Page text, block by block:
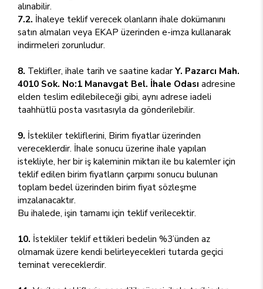
alınabilir.
7.2. İhaleye teklif verecek olanların ihale dokümanını
satın almaları veya EKAP üzerinden e-imza kullanarak
indirmeleri zorunludur.
8. Teklifler, ihale tarih ve saatine kadarY. Pazarcı Mah.
4010 Sok. No:1 Manavgat Bel. İhale Odası adresine
elden teslim edilebileceği gibi, aynı adrese iadeli
taahhütlü posta vasıtasıyla da gönderilebilir.
9. İstekliler tekliflerini, Birim fiyatlar üzerinden
vereceklerdir. İhale sonucu üzerine ihale yapılan
istekliyle, her bir iş kaleminin miktarı ile bu kalemler için
teklif edilen birim fiyatların çarpımı sonucu bulunan
toplam bedel üzerinden birim fiyat sözleşme
imzalanacaktır.
Bu ihalede, işin tamamı için teklif verilecektir.
10. İstekliler teklif ettikleri bedelin %3’ünden az
olmamak üzere kendi belirleyecekleri tutarda geçici
teminat vereceklerdir.